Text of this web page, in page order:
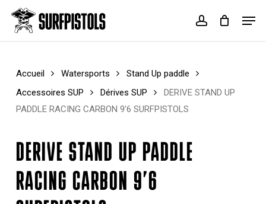
main
account
Cart Close
Accueil Watersports
Stand Up paddle
Accessoires SUP
Dérives SUP
DERIVE STAND UP
PADDLE RACING CARBON 9’6 SURFPISTOLS
DERIVE STAND UP PADDLE
RACING CARBON 9’6